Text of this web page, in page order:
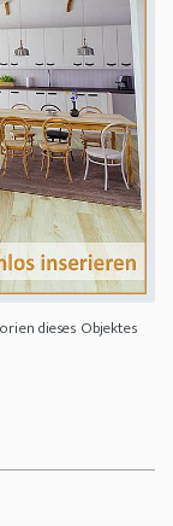
dieses Objektes